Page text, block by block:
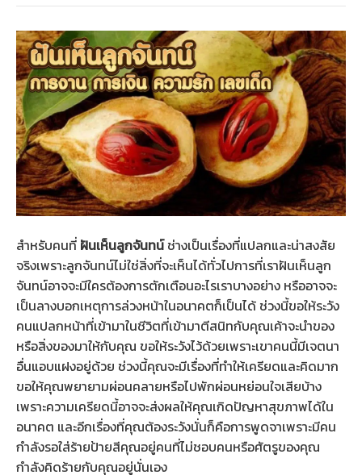
สำหรับคนที่ ฝันเห็นลูกจันทน์ช่างเป็นเรื่องที่แปลกและน่าสงสัย
จริงเพราะลูกจันทน์ไม่ใช่สิ่งที่จะเห็นได้ทั่วไปการที่เราฝันเห็นลูก
จันทน์อาจจะมีใครต้องการตักเตือนอะไรเราบางอย่าง หรืออาจจะ
เป็นลางบอกเหตุการล่วงหน้าในอนาคตก็เป็นได้ ช่วงนี้ขอให้ระวัง
คนแปลกหน้าที่เข้ามาในชีวิตที่เข้ามาตีสนิทกับคุณเค้าจะนำของ
หรือสิ่งของมาให้กับคุณ ขอให้ระวังไว้ด้วยเพราะเขาคนนี้มีเจตนา
อื่นแอบแฝงอยู่ด้วย ช่วงนี้คุณจะมีเรื่องที่ทำให้เครียดและคิดมาก
ขอให้คุณพยายามผ่อนคลายหรือไปพักผ่อนหย่อนใจเสียบ้าง
เพราะความเครียดนี้อาจจะส่งผลให้คุณเกิดปัญหาสุขภาพได้ใน
อนาคต และอีกเรื่องที่คุณต้องระวังนั่นก็คือการพูดจาเพราะมีคน
กำลังรอใส่ร้ายป้ายสีคุณอยู่คนที่ไม่ชอบคนหรือศัตรูของคุณ
กำลังคิดร้ายกับคุณอยู่นั่นเอง